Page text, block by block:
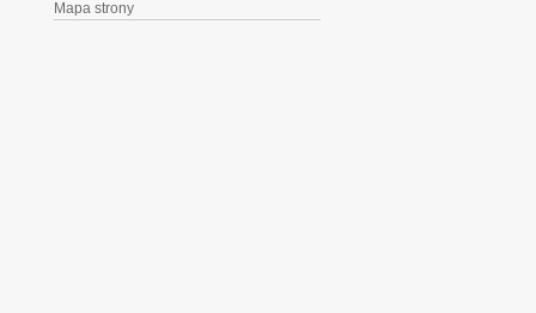
Mapa strony